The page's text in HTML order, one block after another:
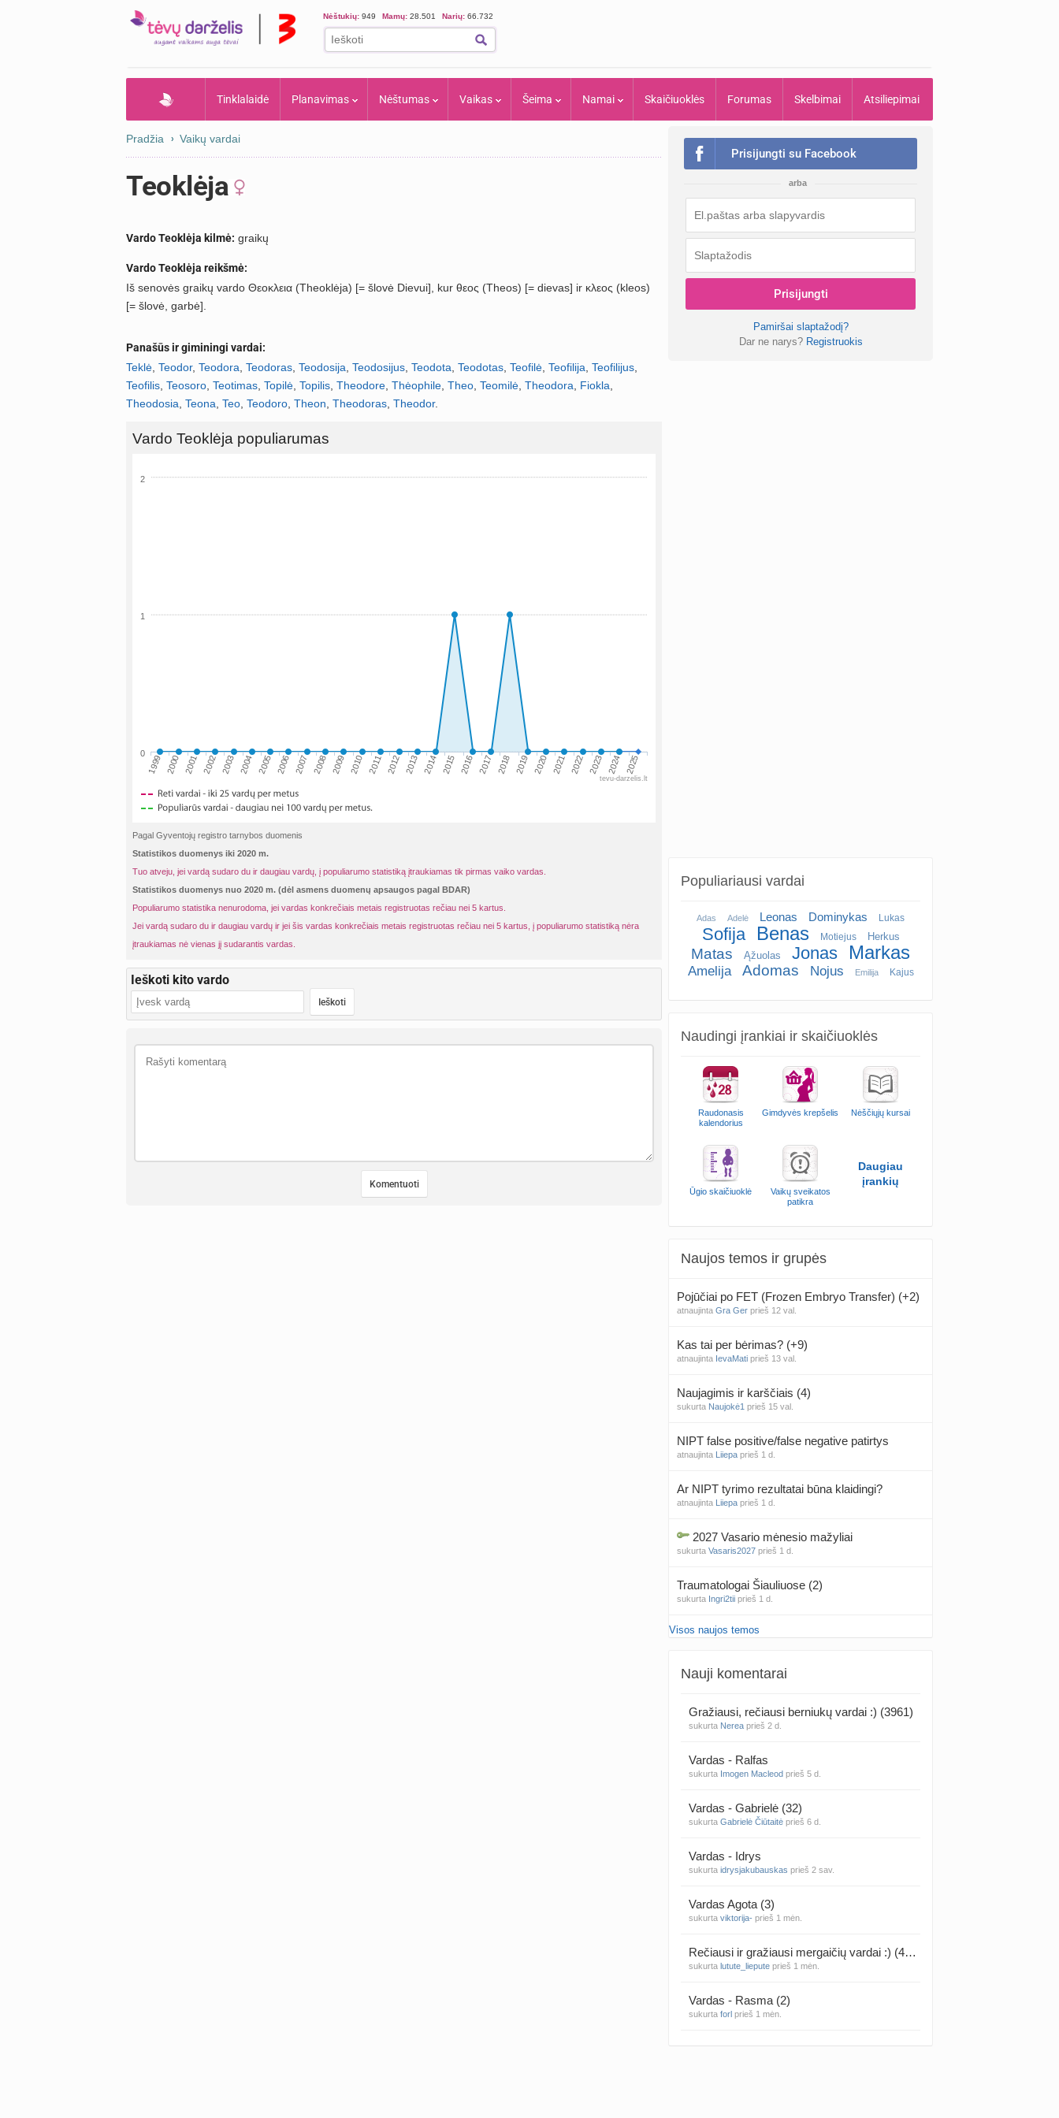
Nėštukių: 949 Mamų: 28.501 Narių: 66.732
Tinklalaidė Planavimas Nėštumas Vaikas Šeima Namai Skaičiuoklės Forumas Skelbimai Atsiliepimai
Pradžia Vaikų vardai
Teoklėja
Vardo Teoklėja kilmė: graikų
Vardo Teoklėja reikšmė:
Iš senovės graikų vardo Θεοκλεια (Theoklėja) [= šlovė Dievui], kur θεος (Theos) [= dievas] ir κλεος (kleos)
[= šlovė, garbė].
Panašūs ir giminingi vardai:
Teklė Teodor, Teodora Teodoras Teodosija Teodosijus Teodota Teodotas Teofilė Teofilija Teofilijus
Teofilis Teosoro Teotimas Topilė Topilis Theodore Thėophile Theo Teomilė Theodora Fiokla
Theodosia Teona Teo Teodoro Theon Theodoras Theodor.
Vardo Teoklėja populiarumas
1999 2000 2001 2002 2003 2004 2005 2006 2007 2008 2009 2010 2011 2012 2013 2014 2015 2016 2017 2018 2019 2020 2021 2022 2023 2024 2025
0
1
2
tevu-darzelis.lt
Pagal Gyventojų registro tarnybos duomenis
Statistikos duomenys iki 2020 m.
Tuo atveju, jei vardą sudaro du ir daugiau vardų, į populiarumo statistiką įtraukiamas tik pirmas vaiko vardas.
Statistikos duomenys nuo 2020 m. (dėl asmens duomenų apsaugos pagal BDAR)
Populiarumo statistika nenurodoma, jei vardas konkrečiais metais registruotas rečiau nei 5 kartus.
Jei vardą sudaro du ir daugiau vardų ir jei šis vardas konkrečiais metais registruotas rečiau nei 5 kartus, į populiarumo statistiką nėra
įtraukiamas nė vienas jį sudarantis vardas.
Ieškoti kito vardo
Prisijungti su Facebook
arba
Prisijungti
Pamiršai slaptažodį?
Dar ne narys? Registruokis
Populiariausi vardai
Adas Adelė Leonas Dominykas Lukas
Sofija Benas Motiejus Herkus
Matas Ąžuolas Jonas Markas
Amelija Adomas Nojus Emilija Kajus
Naudingi įrankiai ir skaičiuoklės
Raudonasis
kalendorius
Gimdyvės krepšelis Nėščiųjų kursai
Ūgio skaičiuoklė
Vaikų sveikatos
patikra
Daugiau
įrankių
Naujos temos ir grupės
Pojūčiai po FET (Frozen Embryo Transfer) (+2)
atnaujinta Gra Ger prieš 12 val.
Kas tai per bėrimas? (+9)
atnaujinta IevaMati prieš 13 val.
Naujagimis ir karščiais (4)
sukurta Naujokė1 prieš 15 val.
NIPT false positive/false negative patirtys
atnaujinta Liiepa prieš 1 d.
Ar NIPT tyrimo rezultatai būna klaidingi?
atnaujinta Liiepa prieš 1 d.
2027 Vasario mėnesio mažyliai
sukurta Vasaris2027 prieš 1 d.
Traumatologai Šiauliuose (2)
sukurta Ingri2tii prieš 1 d.
Čakru valymas
Kęstutis Šklėrius
Kovo mėnesio dvyniai
Visos temos (8000+)
Visos naujos temos
Nauji komentarai
Gražiausi, rečiausi berniukų vardai :) (3961)
sukurta Nerea prieš 2 d.
Vardas - Ralfas
sukurta Imogen Macleod prieš 5 d.
Vardas - Gabrielė (32)
sukurta Gabrielė Čiūtaitė prieš 6 d.
Vardas - Idrys
sukurta idrysjakubauskas prieš 2 sav.
Vardas Agota (3)
sukurta viktorija- prieš 1 mėn.
Rečiausi ir gražiausi mergaičių vardai :) (4314)
sukurta lutute_liepute prieš 1 mėn.
Vardas - Rasma (2)
sukurta forl prieš 1 mėn.
Vardas - Mila (12)